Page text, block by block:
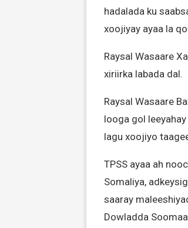
hadalada ku
xoojiyay ayaa la
Raysal Wasaare
xiriirka labada dal.
Raysal Wasaare
looga gol
lagu xoojiyo
TPSS ayaa ah
Somaliya,
saaray
Dowladda